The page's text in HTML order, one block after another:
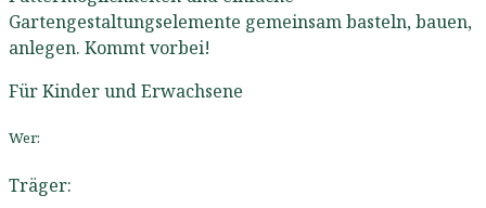
Gartengestaltungselemente gemeinsam basteln, bauen,
anlegen. Kommt vorbei!
Für Kinder und Erwachsene
Wer:
Träger: